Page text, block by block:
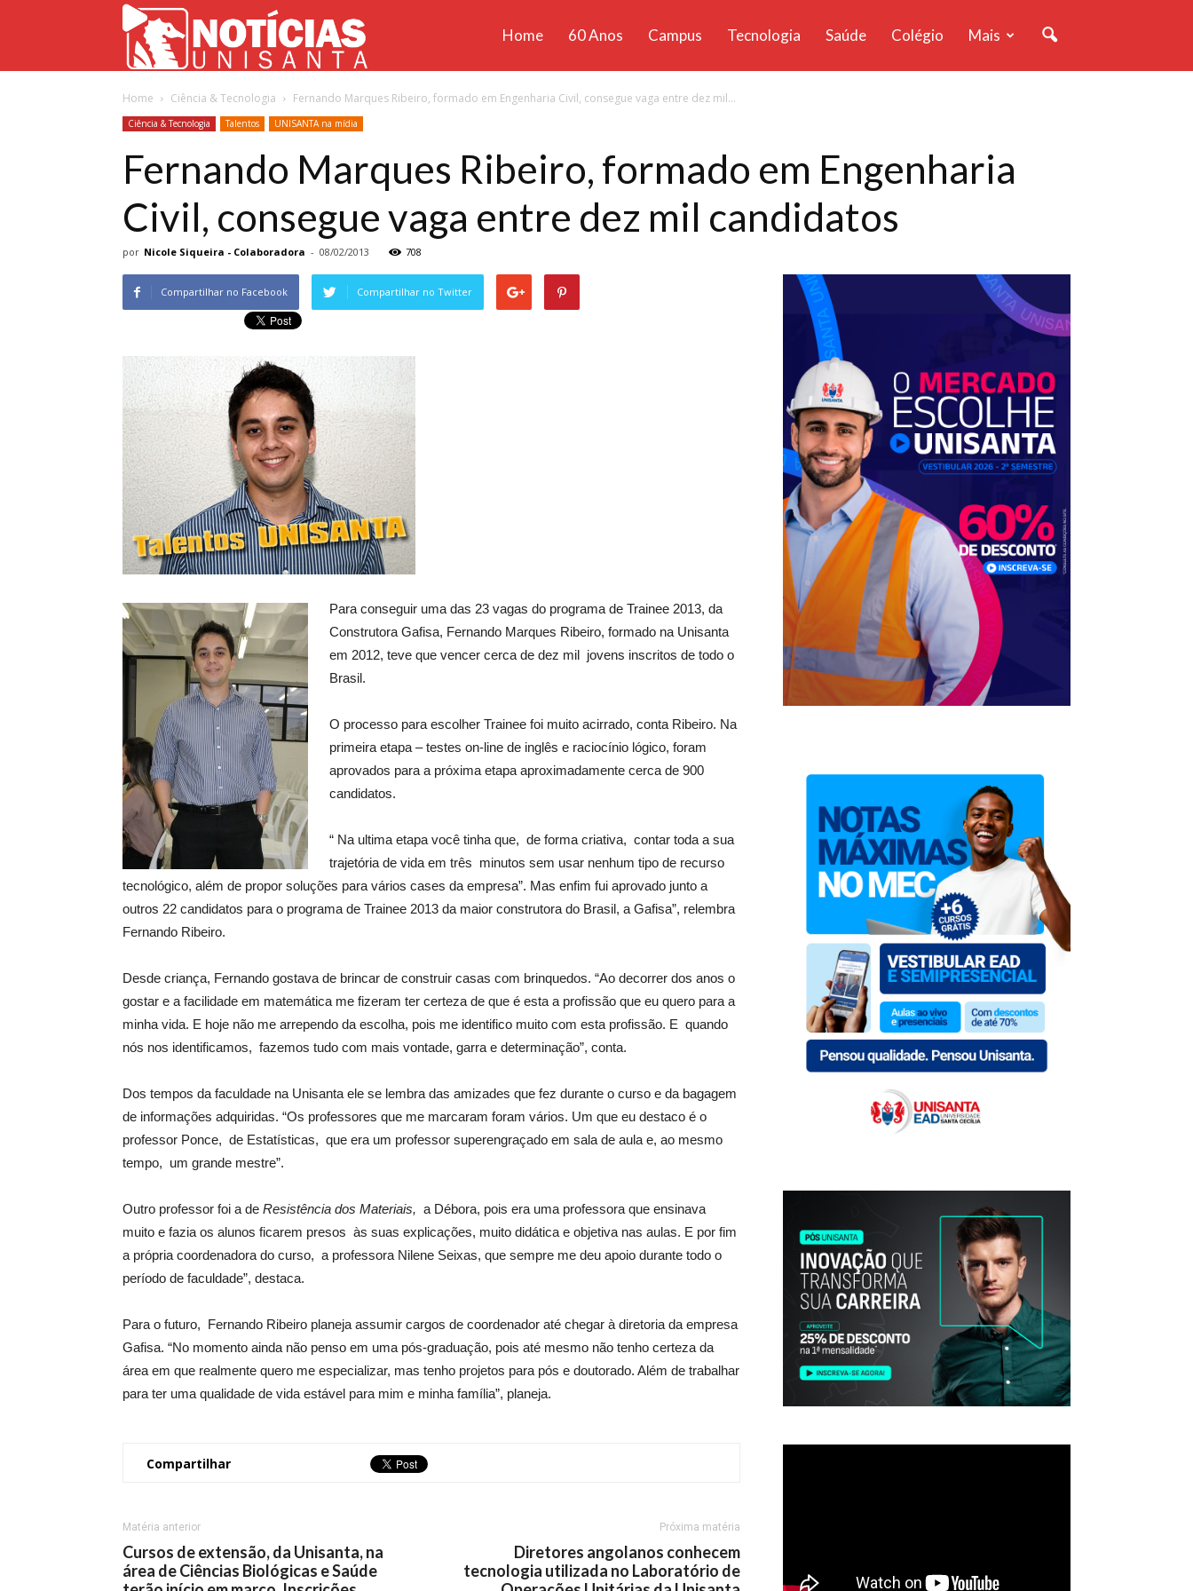
Unisanta
Home 60 Anos Campus Tecnologia Saúde Colégio Mais
Home Ciência & Tecnologia Fernando Marques Ribeiro, formado em Engenharia Civil, consegue vaga entre dez mil...
Ciência & Tecnologia Talentos UNISANTA na mídia
Fernando Marques Ribeiro, formado em Engenharia
Civil, consegue vaga entre dez mil candidatos
por Nicole Siqueira - Colaboradora - 08/02/2013 708
Compartilhar no Facebook Compartilhar no Twitter
Para conseguir uma das 23 vagas do programa de Trainee 2013, da
Construtora Gafisa, Fernando Marques Ribeiro, formado na Unisanta
em 2012, teve que vencer cerca de dez mil jovens inscritos de todo o
Brasil.
O processo para escolher Trainee foi muito acirrado, conta Ribeiro. Na
primeira etapa – testes on-line de inglês e raciocínio lógico, foram
aprovados para a próxima etapa aproximadamente cerca de 900
candidatos.
“ Na ultima etapa você tinha que, de forma criativa, contar toda a sua
trajetória de vida em três minutos sem usar nenhum tipo de recurso
tecnológico, além de propor soluções para vários cases da empresa”. Mas enfim fui aprovado junto a
outros 22 candidatos para o programa de Trainee 2013 da maior construtora do Brasil, a Gafisa”, relembra
Fernando Ribeiro.
Desde criança, Fernando gostava de brincar de construir casas com brinquedos. “Ao decorrer dos anos o
gostar e a facilidade em matemática me fizeram ter certeza de que é esta a profissão que eu quero para a
minha vida. E hoje não me arrependo da escolha, pois me identifico muito com esta profissão. E quando
nós nos identificamos, fazemos tudo com mais vontade, garra e determinação”, conta.
Dos tempos da faculdade na Unisanta ele se lembra das amizades que fez durante o curso e da bagagem
de informações adquiridas. “Os professores que me marcaram foram vários. Um que eu destaco é o
professor Ponce, de Estatísticas, que era um professor superengraçado em sala de aula e, ao mesmo
tempo, um grande mestre”.
Outro professor foi a de Resistência dos Materiais, a Débora, pois era uma professora que ensinava
muito e fazia os alunos ficarem presos às suas explicações, muito didática e objetiva nas aulas. E por fim
a própria coordenadora do curso, a professora Nilene Seixas, que sempre me deu apoio durante todo o
período de faculdade”, destaca.
Para o futuro, Fernando Ribeiro planeja assumir cargos de coordenador até chegar à diretoria da empresa
Gafisa. “No momento ainda não penso em uma pós-graduação, pois até mesmo não tenho certeza da
área em que realmente quero me especializar, mas tenho projetos para pós e doutorado. Além de trabalhar
para ter uma qualidade de vida estável para mim e minha família”, planeja.
Compartilhar
Matéria anterior
Cursos de extensão, da Unisanta, na
área de Ciências Biológicas e Saúde
Próxima matéria
Diretores angolanos conhecem
tecnologia utilizada no Laboratório de